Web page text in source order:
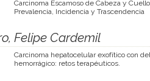
Carcinoma Escamoso de Cabeza y
Prevalencia, Incidencia y Trascendencia
Felipe Cardemil
Carcinoma hepatocelular exofítico con
hemorrágico: retos terapéuticos.